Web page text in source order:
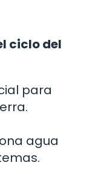
ciclo del
para
agua